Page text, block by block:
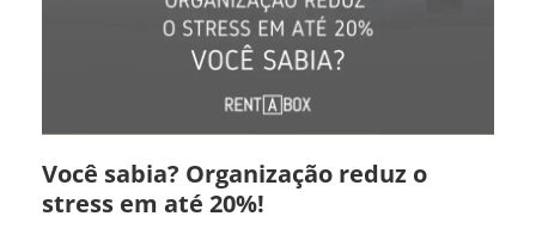
Você sabia? Organização reduz o
stress em até 20%!